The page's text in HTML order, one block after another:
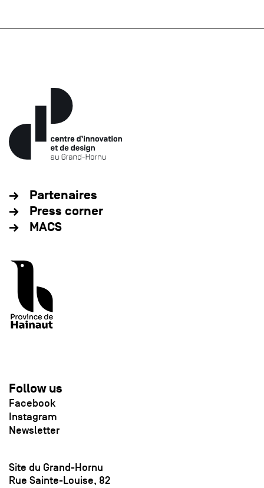
Partenaires
Press corner
MACS
Follow us
Facebook
Instagram
Newsletter
Site du Grand-Hornu
Rue Sainte-Louise, 82